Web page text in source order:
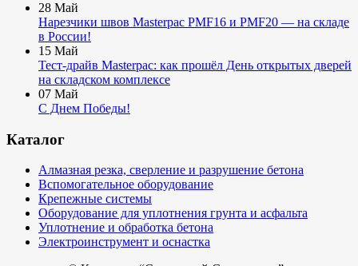
28 Май
Нарезчики швов Masterpac PMF16 и PMF20 — на складе
в России!
15 Май
Тест-драйв Masterpac: как прошёл День открытых дверей
на складском комплексе
07 Май
С Днем Победы!
Каталог
Алмазная резка, сверление и разрушение бетона
Вспомогательное оборудование
Крепежные системы
Оборудование для уплотнения грунта и асфальта
Уплотнение и обработка бетона
Электроинструмент и оснастка